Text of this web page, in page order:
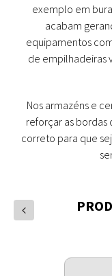
exemplo em
acabam
equipamentos
de empilhadeiras
Nos armazéns e
reforçar as bordas
correto para que
prev